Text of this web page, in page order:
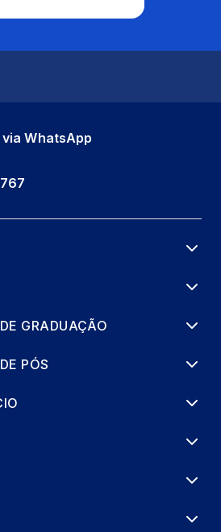
PROCESSOS
TRANSFORMAÇÃO
E CONTROLE DA
WhatsApp
GRADUAÇÃO
PÓS